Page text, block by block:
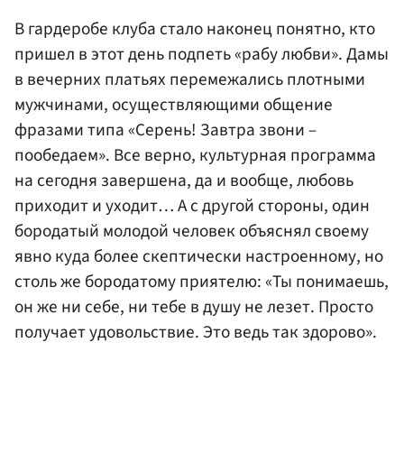
В гардеробе клуба стало наконец понятно, кто
пришел в этот день подпеть «рабу любви». Дамы
в вечерних платьях перемежались плотными
мужчинами, осуществляющими общение
фразами типа «Серень! Завтра звони –
пообедаем». Все верно, культурная программа
на сегодня завершена, да и вообще, любовь
приходит и уходит… А с другой стороны, один
бородатый молодой человек объяснял своему
явно куда более скептически настроенному, но
столь же бородатому приятелю: «Ты понимаешь,
он же ни себе, ни тебе в душу не лезет. Просто
получает удовольствие. Это ведь так здорово».